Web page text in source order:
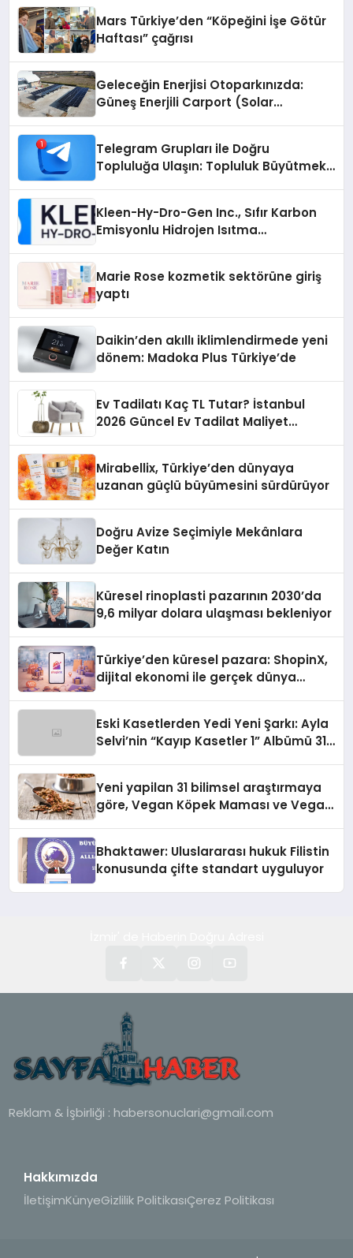
Mars Türkiye’den “Köpeğini İşe Götür
Haftası” çağrısı
Geleceğin Enerjisi Otoparkınızda:
Güneş Enerjili Carport (Solar
Telegram Grupları ile Doğru
Topluluğa Ulaşın: Topluluk Büyütmek
Kleen-Hy-Dro-Gen Inc., Sıfır Karbon
Emisyonlu Hidrojen Isıtma
Marie Rose kozmetik sektörüne giriş
yaptı
Daikin’den akıllı iklimlendirmede yeni
dönem: Madoka Plus Türkiye’de
Ev Tadilatı Kaç TL Tutar? İstanbul
2026 Güncel Ev Tadilat Maliyet
Mirabellix, Türkiye’den dünyaya
uzanan güçlü büyümesini sürdürüyor
Doğru Avize Seçimiyle Mekânlara
Değer Katın
Küresel rinoplasti pazarının 2030’da
9,6 milyar dolara ulaşması bekleniyor
Türkiye’den küresel pazara: ShopinX,
dijital ekonomi ile gerçek dünya
Eski Kasetlerden Yedi Yeni Şarkı: Ayla
Selvi’nin “Kayıp Kasetler 1” Albümü 31
Yeni yapilan 31 bilimsel araştırmaya
göre, Vegan Köpek Maması ve Vegan
Bhaktawer: Uluslararası hukuk Filistin
konusunda çifte standart uyguluyor
Reklam & İşbirliği : habersonuclari@gmail.com
Hakkımızda
İletişimKünyeGizlilik PolitikasıÇerez Politikası